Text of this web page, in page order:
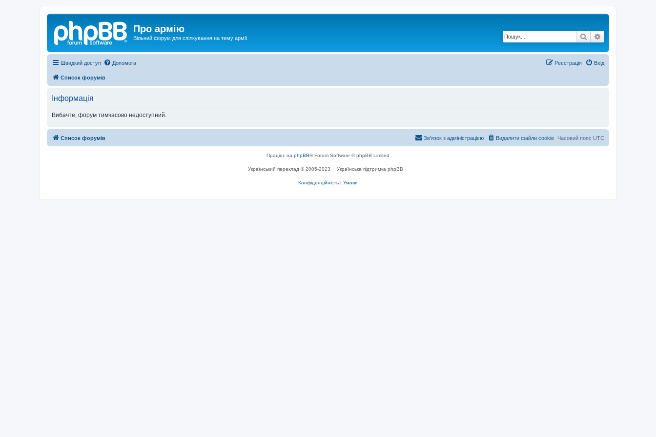
Про армію
Вільний форум для спілкування на тему армії Пошук
Швидкий доступ Допомога Вхід
Реєстрація
Список форумів
Інформація
Вибачте, форум тимчасово недоступний.
Список форумів Часовий пояс UTC
Видалити файли cookie
Зв'язок з адміністрацією
Працює на phpBB® Forum Software © phpBB Limited
Український переклад © 2005-2023 Українська підтримка phpBB
Конфіденційність | Умови